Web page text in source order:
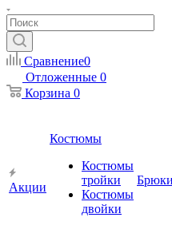
Сравнение0
Отложенные 0
Корзина 0
Акции
Костюмы
Костюмы
тройки
Костюмы
двойки
Брюки